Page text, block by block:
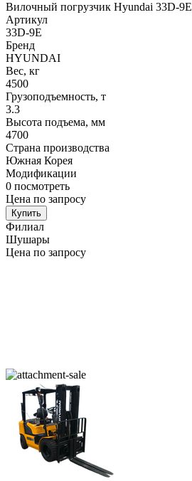
Вилочный погрузчик Hyundai 33D-9E
Артикул
33D-9E
Бренд
HYUNDAI
Вес, кг
4500
Грузоподъемность, т
3.3
Высота подъема, мм
4700
Страна производства
Южная Корея
Модификации
0 посмотреть
Цена по запросу
Купить
Филиал
Шушары
Цена по запросу